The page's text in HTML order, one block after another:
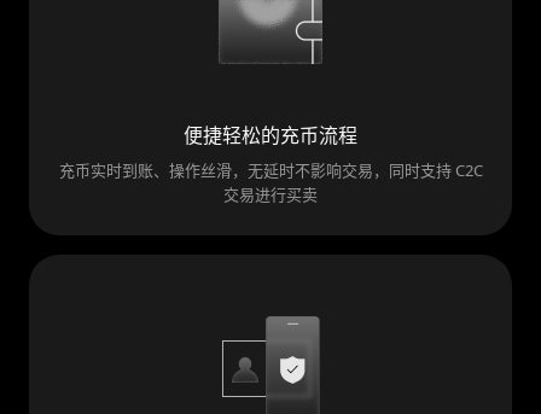
便捷轻松的充币流程
充币实时到账、操作丝滑，无延时不影响交易，同时支持 C2C
交易进行买卖